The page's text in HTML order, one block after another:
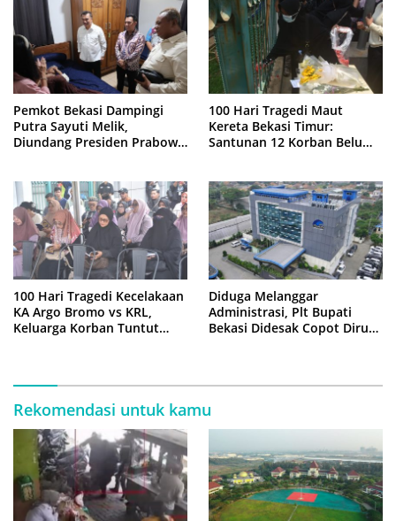
Pemkot Bekasi Dampingi
Putra Sayuti Melik,
Diundang Presiden Prabowo
100 Hari Tragedi Maut
Kereta Bekasi Timur:
Santunan 12 Korban Belum
100 Hari Tragedi Kecelakaan
KA Argo Bromo vs KRL,
Keluarga Korban Tuntut
Diduga Melanggar
Administrasi, Plt Bupati
Bekasi Didesak Copot Dirum
Rekomendasi untuk kamu